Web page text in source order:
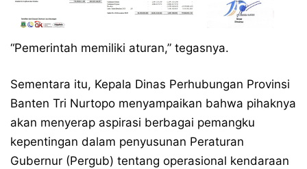
“Pemerintah memiliki aturan,” tegasnya.
Sementara itu, Kepala Dinas Perhubungan Provinsi
Banten Tri Nurtopo menyampaikan bahwa pihaknya
akan menyerap aspirasi berbagai pemangku
kepentingan dalam penyusunan Peraturan
Gubernur (Pergub) tentang operasional kendaraan